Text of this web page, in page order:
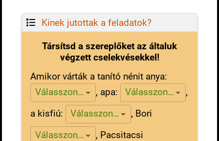
Kinek jutottak a feladatok?
Társítsd a szereplőket az általuk
végzett cselekvésekkel!
Amikor várták a tanító nénit anya:
Válasszon…
, apa: Válasszon…
,
a kisfiú:
Válasszon… , Bori
Válasszon…
, Pacsitacsi